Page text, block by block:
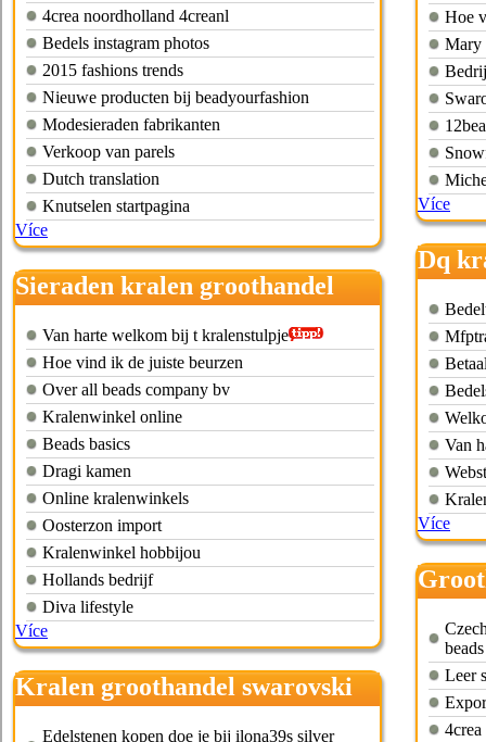
4crea noordholland 4creanl
Bedels instagram photos
2015 fashions trends
Nieuwe producten bij beadyourfashion
Modesieraden fabrikanten
Verkoop van parels
Dutch translation
Knutselen startpagina
Více
Sieraden kralen groothandel
Van harte welkom bij t kralenstulpje
Hoe vind ik de juiste beurzen
Over all beads company bv
Kralenwinkel online
Beads basics
Dragi kamen
Online kralenwinkels
Oosterzon import
Kralenwinkel hobbijou
Hollands bedrijf
Diva lifestyle
Více
Kralen groothandel swarovski
Edelstenen kopen doe je bij ilona39s silver
Hoe
Mary
Více
Dq
Van
Více
Leer